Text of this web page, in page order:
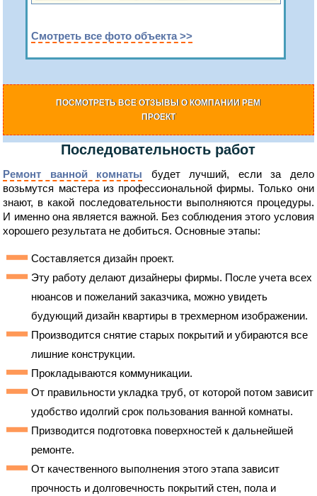
Смотреть все фото объекта >>
ПОСМОТРЕТЬ ВСЕ ОТЗЫВЫ О КОМПАНИИ РЕМ
ПРОЕКТ
Последовательность работ
Ремонт ванной комнаты будет лучший, если за дело
возьмутся мастера из профессиональной фирмы. Только они
знают, в какой последовательности выполняются процедуры.
И именно она является важной. Без соблюдения этого условия
хорошего результата не добиться. Основные этапы:
Составляется дизайн проект.
Эту работу делают дизайнеры фирмы. После учета всех
нюансов и пожеланий заказчика, можно увидеть
будующий дизайн квартиры в трехмерном изображении.
Производится снятие старых покрытий и убираются все
лишние конструкции.
Прокладываются коммуникации.
От правильности укладка труб, от которой потом зависит
удобство идолгий срок пользования ванной комнаты.
Призводится подготовка поверхностей к дальнейшей
ремонте.
От качественного выполнения этого этапа зависит
прочность и долговечность покрытий стен, пола и